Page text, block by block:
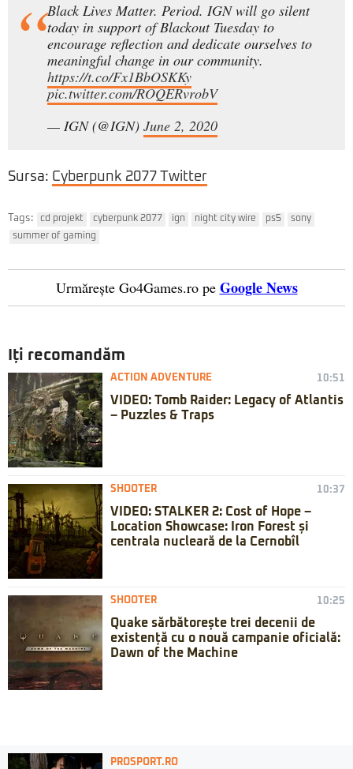
Black Lives Matter. Period. IGN will go silent
today in support of Blackout Tuesday to
encourage reflection and dedicate ourselves to
meaningful change in our community.
https://t.co/Fx1BbOSKKy
pic.twitter.com/ROQERvrobV
— IGN (@IGN) June 2, 2020
Sursa: Cyberpunk 2077 Twitter
Tags: cd projekt cyberpunk 2077 ign night city wire ps5
sony
summer of gaming
Urmărește Go4Games.ro pe Google News
Iți recomandăm
ACTION ADVENTURE 10:51
VIDEO: Tomb Raider: Legacy of Atlantis
– Puzzles & Traps
SHOOTER 10:37
VIDEO: STALKER 2: Cost of Hope –
Location Showcase: Iron Forest și
centrala nucleară de la Cernobîl
SHOOTER 10:25
Quake sărbătorește trei decenii de
existență cu o nouă campanie oficială:
Dawn of the Machine
PROSPORT.RO